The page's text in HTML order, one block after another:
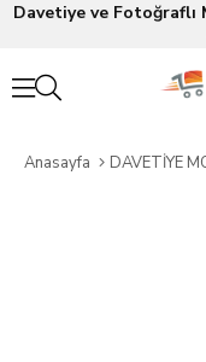
Davetiye ve Fotoğraflı
Anasayfa DAVETİYE